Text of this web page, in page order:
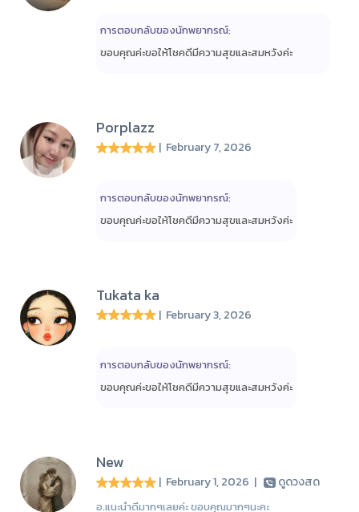
การตอบกลับของนักพยากรณ์:
ขอบคุณค่ะขอให้โชคดีมีความสุขและสมหวังค่ะ
Porplazz
| February 7, 2026
การตอบกลับของนักพยากรณ์:
ขอบคุณค่ะขอให้โชคดีมีความสุขและสมหวังค่ะ
Tukata ka
| February 3, 2026
การตอบกลับของนักพยากรณ์:
ขอบคุณค่ะขอให้โชคดีมีความสุขและสมหวังค่ะ
New
| February 1, 2026 | ดูดวงสด
อ.แนะนำดีมากๆเลยค่ะ ขอบคุณมากๆนะคะ